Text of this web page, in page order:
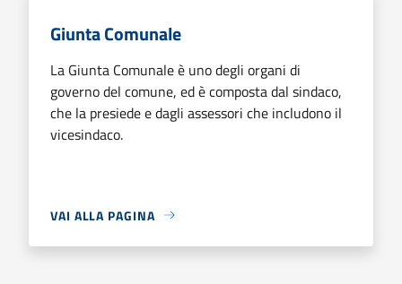
Giunta Comunale
La Giunta Comunale è uno degli organi di
governo del comune, ed è composta dal sindaco,
che la presiede e dagli assessori che includono il
vicesindaco.
VAI ALLA PAGINA